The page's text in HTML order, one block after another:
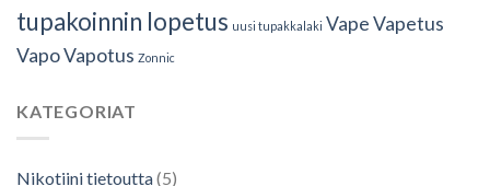
tupakoinnin lopetus uusi tupakkalaki VapeVapetus
VapoVapotus Zonnic
KATEGORIAT
Nikotiini tietoutta(5)